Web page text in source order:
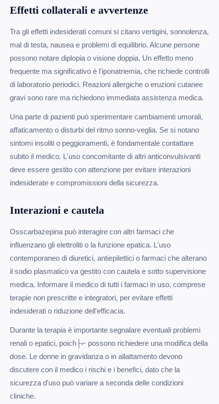
Effetti collaterali e avvertenze
Tra gli effetti indesiderati comuni si citano vertigini, sonnolenza,
mal di testa, nausea e problemi di equilibrio. Alcune persone
possono notare diplopia o visione doppia. Un effetto meno
frequente ma significativo è l'iponatriemia, che richiede controlli
di laboratorio periodici. Reazioni allergiche o eruzioni cutanee
gravi sono rare ma richiedono immediata assistenza medica.
Una parte di pazienti può sperimentare cambiamenti umorali,
affaticamento o disturbi del ritmo sonno-veglia. Se si notano
sintomi insoliti o peggioramenti, è fondamentale contattare
subito il medico. L'uso concomitante di altri anticonvulsivanti
deve essere gestito con attenzione per evitare interazioni
indesiderate e compromissioni della sicurezza.
Interazioni e cautela
Osscarbazepina può interagire con altri farmaci che
influenzano gli elettroliti o la funzione epatica. L'uso
contemporaneo di diuretici, antiepilettici o farmaci che alterano
il sodio plasmatico va gestito con cautela e sotto supervisione
medica. Informare il medico di tutti i farmaci in uso, comprese
terapie non prescritte e integratori, per evitare effetti
indesiderati o riduzione dell'efficacia.
Durante la terapia è importante segnalare eventuali problemi
renali o epatici, poich├⌐ possono richiedere una modifica della
dose. Le donne in gravidanza o in allattamento devono
discutere con il medico i rischi e i benefici, dato che la
sicurezza d'uso può variare a seconda delle condizioni
cliniche.